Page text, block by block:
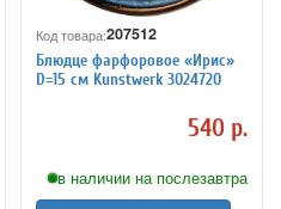
Код товара:207512
Блюдце фарфоровое «Ирис»
D=15 см Kunstwerk 3024720
540 р.
в наличии на послезавтра